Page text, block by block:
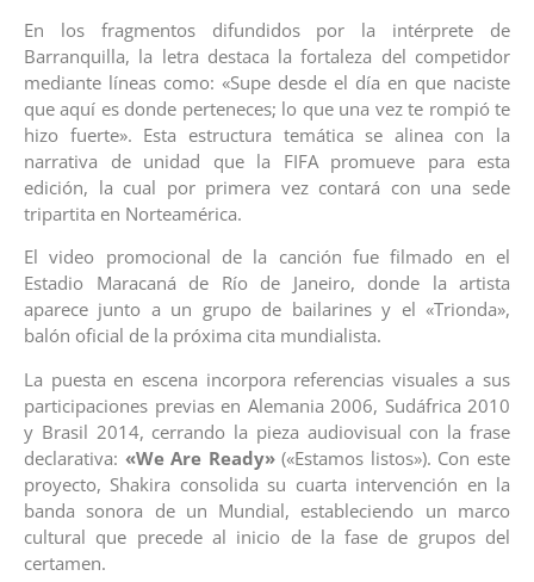
En los fragmentos difundidos por la intérprete de
Barranquilla, la letra destaca la fortaleza del competidor
mediante líneas como: «Supe desde el día en que naciste
que aquí es donde perteneces; lo que una vez te rompió te
hizo fuerte». Esta estructura temática se alinea con la
narrativa de unidad que la FIFA promueve para esta
edición, la cual por primera vez contará con una sede
tripartita en Norteamérica.
El video promocional de la canción fue filmado en el
Estadio Maracaná de Río de Janeiro, donde la artista
aparece junto a un grupo de bailarines y el «Trionda»,
balón oficial de la próxima cita mundialista.
La puesta en escena incorpora referencias visuales a sus
participaciones previas en Alemania 2006, Sudáfrica 2010
y Brasil 2014, cerrando la pieza audiovisual con la frase
declarativa: «We Are Ready»(«Estamos listos»). Con este
proyecto, Shakira consolida su cuarta intervención en la
banda sonora de un Mundial, estableciendo un marco
cultural que precede al inicio de la fase de grupos del
certamen.